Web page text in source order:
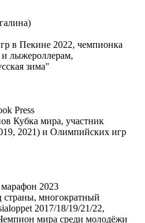
в Пекине 2022, чемпионка
лыжероллерам,
зима"
Press
Кубка мира, участник
2021) и Олимпийских игр
2023
многократный
2017/18/19/21/22,
мира среди молодёжи